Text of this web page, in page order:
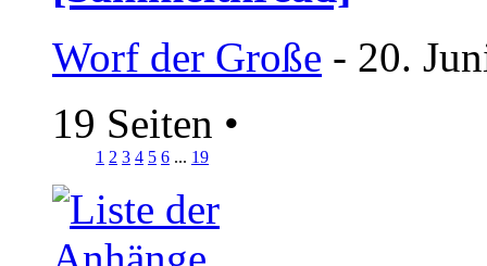
Worf der Große - 20.
19 Seiten •
1 2 3 4 5 6 ... 19